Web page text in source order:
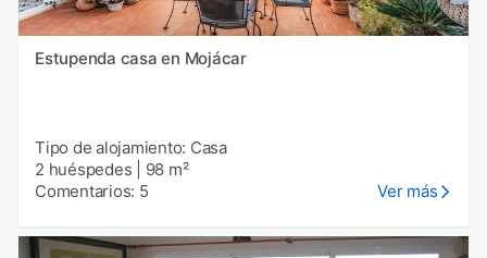
Estupenda casa en Mojácar
Tipo de alojamiento: Casa
2 huéspedes
98 m²
Comentarios: 5
Ver más